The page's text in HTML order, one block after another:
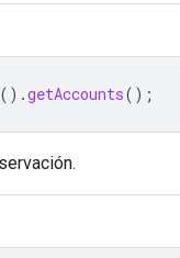
().getAccounts();